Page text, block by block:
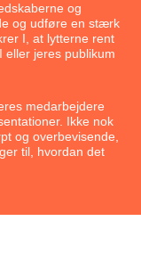
og
og udføre en stærk
I, at lytterne rent
eller jeres publikum
medarbejdere
Ikke nok
og overbevisende,
til, hvordan det